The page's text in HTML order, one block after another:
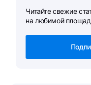
Читайте свежие
на любимой